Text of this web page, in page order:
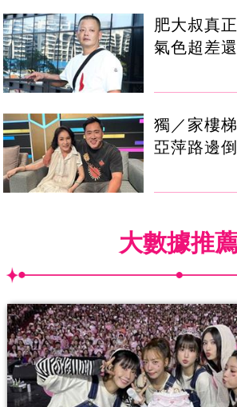
肥大叔真
氣色超差
獨／家樓
亞萍路邊
大數據推